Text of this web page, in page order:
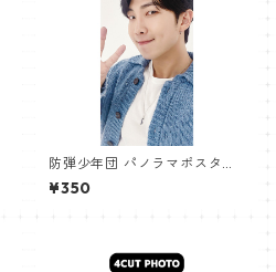
防弾少年団 パノラマポスター
(BTS Poster) 700*330mm
【アールエム RM-14】
¥350